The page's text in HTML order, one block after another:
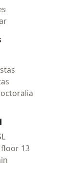
de inicio
floor 13